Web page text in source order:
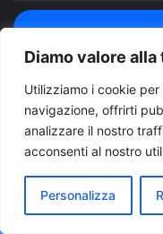
Diamo valore
Utilizziamo i cookie
navigazione, offrirti
analizzare il nostro
acconsenti al nostro
Personalizza
tuo
indirizzo
mail
© Copyright 2026,
Pugliapress -
24/10/2000.